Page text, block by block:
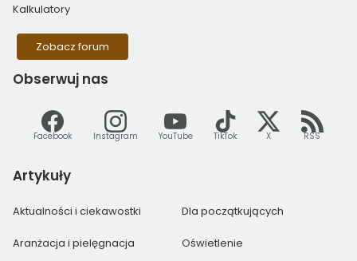
Kalkulatory
Zobacz forum
Obserwuj nas
Facebook Instagram YouTube TikTok X RSS
Artykuły
Aktualności i ciekawostki Dla początkujących
Aranżacja i pielęgnacja Oświetlenie